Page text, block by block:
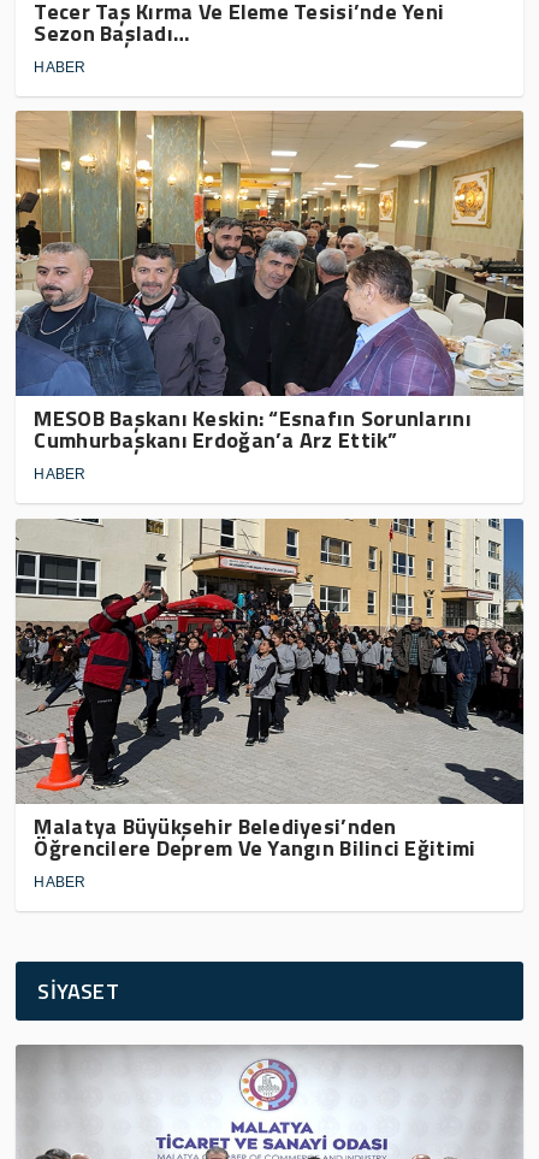
Tecer Taş Kırma Ve Eleme Tesisi’nde Yeni
Sezon Başladı…
HABER
MESOB Başkanı Keskin: “Esnafın Sorunlarını
Cumhurbaşkanı Erdoğan’a Arz Ettik”
HABER
Malatya Büyükşehir Belediyesi’nden
Öğrencilere Deprem Ve Yangın Bilinci Eğitimi
HABER
SİYASET